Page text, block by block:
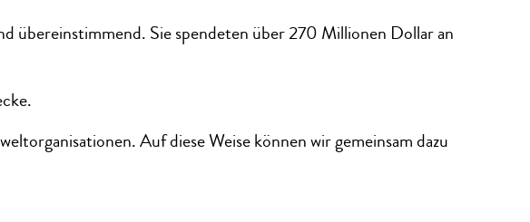
übereinstimmend. Sie spendeten über 270 Millionen Dollar an
Auf diese Weise können wir gemeinsam dazu